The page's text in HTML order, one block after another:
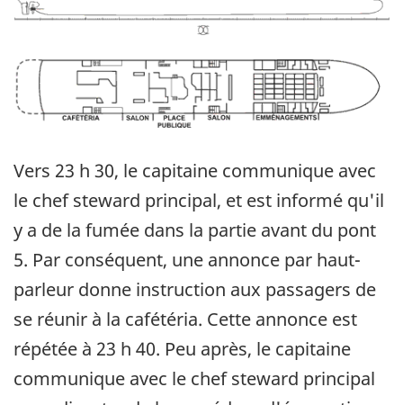
Vers 23 h 30, le capitaine communique avec
le chef steward principal, et est informé qu'il
y a de la fumée dans la partie avant du pont
5. Par conséquent, une annonce par haut-
parleur donne instruction aux passagers de
se réunir à la cafétéria. Cette annonce est
répétée à 23 h 40. Peu après, le capitaine
communique avec le chef steward principal